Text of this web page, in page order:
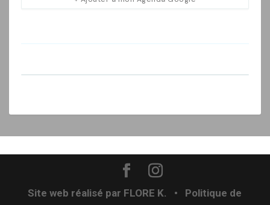
Site web réalisé par FLORE K. • Politique de